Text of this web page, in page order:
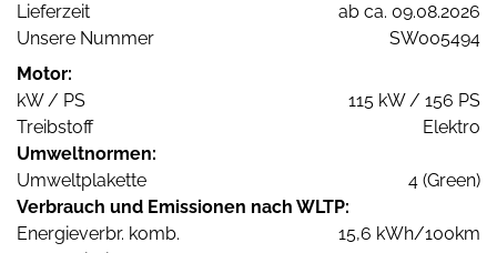
Lieferzeit
ab ca. 09.08.2026
Unsere Nummer
SW005494
Motor:
kW / PS
115 kW / 156 PS
Treibstoff
Elektro
Umweltnormen:
Umweltplakette
4 (Green)
Verbrauch und Emissionen nach WLTP:
Energieverbr. komb.
15,6 kWh/100km